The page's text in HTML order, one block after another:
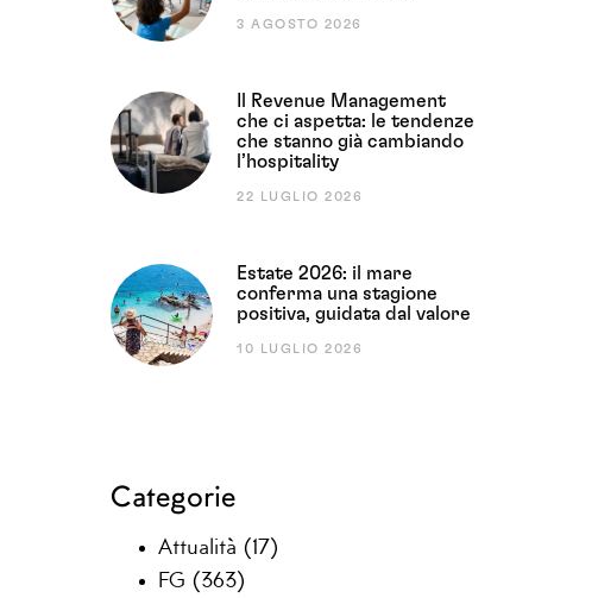
3 AGOSTO 2026
Il Revenue Management
che ci aspetta: le tendenze
che stanno già cambiando
l’hospitality
22 LUGLIO 2026
Estate 2026: il mare
conferma una stagione
positiva, guidata dal valore
10 LUGLIO 2026
Categorie
Attualità (17)
FG (363)